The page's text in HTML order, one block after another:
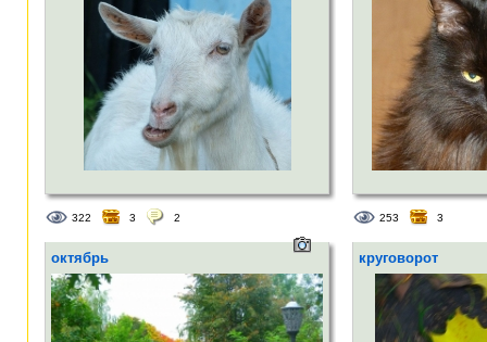
322 3 2 253 3
октябрь круговорот